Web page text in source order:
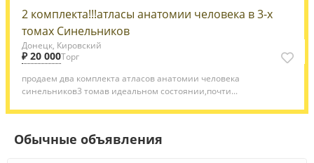
2 комплекта!!!атласы анатомии человека в 3-х
томах Синельников
Донецк, Кировский
₽ 20 000Торг
продаем два комплекта атласов анатомии человека
синельников3 томав идеальном состоянии,почти...
Обычные объявления